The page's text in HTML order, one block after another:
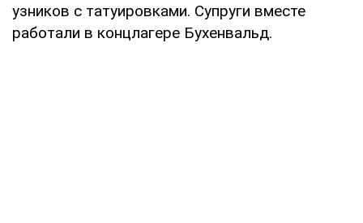
узников с татуировками. Супруги вместе
работали в концлагере Бухенвальд.